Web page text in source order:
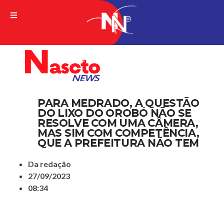
A VERDADE DA NOTICIA
PARA MEDRADO, A QUESTÃO
DO LIXO DO OROBÓ NÃO SE
RESOLVE COM UMA CÂMERA,
MAS SIM COM COMPETÊNCIA,
QUE A PREFEITURA NÃO TEM
Da redação
27/09/2023
08:34